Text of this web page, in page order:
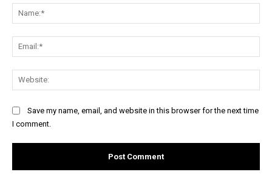
Save my name, email, and website in this browser for the next time
I comment.